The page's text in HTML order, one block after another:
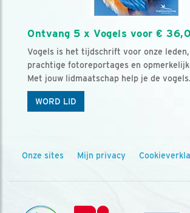
Ontvang 5 x Vogels voor €
Vogels is het tijdschrift voor onze
prachtige fotoreportages en
Met jouw lidmaatschap help je de vogels.
WORD LID
Onze sites Mijn privacy